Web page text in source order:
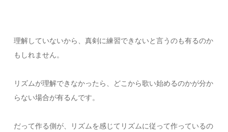
理解していないから、真剣に練習できないと言うのも有るのか
もしれません。
リズムが理解できなかったら、どこから歌い始めるのかが分か
らない場合が有るんです。
だって作る側が、リズムを感じてリズムに従って作っているの